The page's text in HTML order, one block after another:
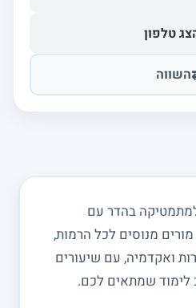
טלפון
השווה
בהדר עם
מנוסים לכל הרמות,
ואקדמיה, עם שיעורים
לימוד שמתאים לכם.